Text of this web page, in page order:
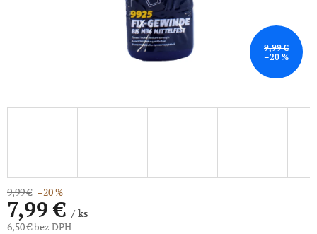
9,99 €
–20 %
9,99 € –20 %
7,99 €/ ks
6,50 € bez DPH